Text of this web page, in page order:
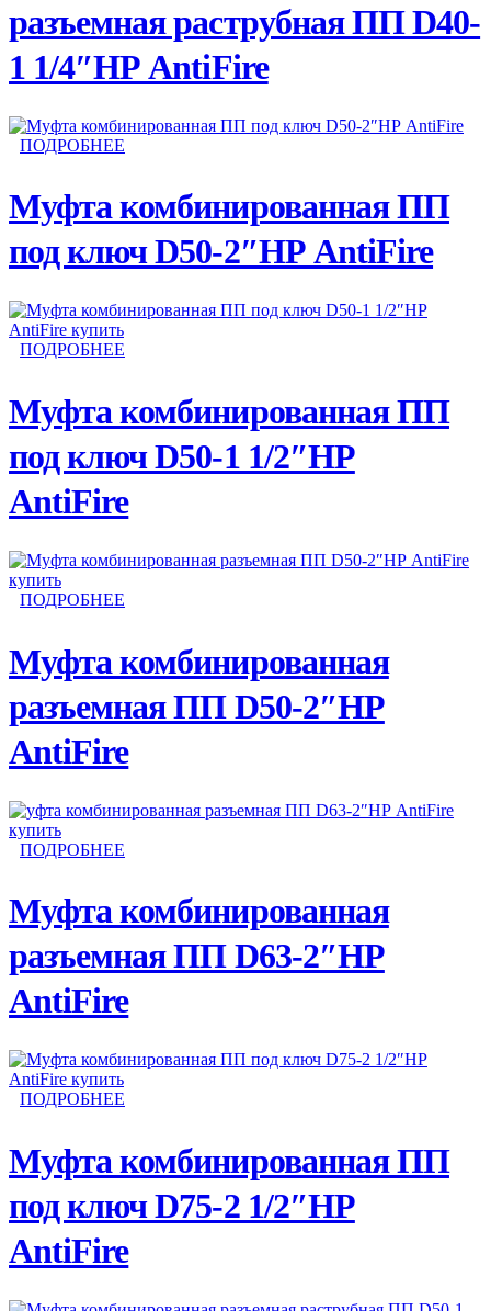
разъемная раструбная ПП D40-
1 1/4″НР AntiFire
ПОДРОБНЕЕ
Муфта комбинированная ПП
под ключ D50-2″НР AntiFire
ПОДРОБНЕЕ
Муфта комбинированная ПП
под ключ D50-1 1/2″НР
AntiFire
ПОДРОБНЕЕ
Муфта комбинированная
разъемная ПП D50-2″НР
AntiFire
ПОДРОБНЕЕ
Муфта комбинированная
разъемная ПП D63-2″НР
AntiFire
ПОДРОБНЕЕ
Муфта комбинированная ПП
под ключ D75-2 1/2″НР
AntiFire